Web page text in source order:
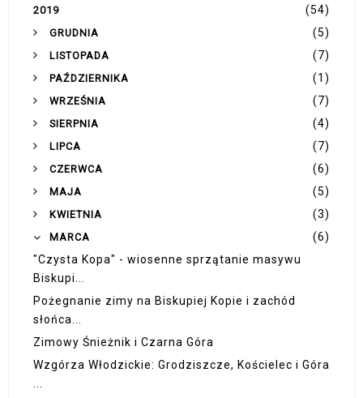
2019 (54)
GRUDNIA (5)
LISTOPADA (7)
PAŹDZIERNIKA (1)
WRZEŚNIA (7)
SIERPNIA (4)
LIPCA (7)
CZERWCA (6)
MAJA (5)
KWIETNIA (3)
MARCA
(6)
"Czysta Kopa" - wiosenne sprzątanie masywu
Biskupi...
Pożegnanie zimy na Biskupiej Kopie i zachód
słońca...
Zimowy Śnieżnik i Czarna Góra
Wzgórza Włodzickie: Grodziszcze, Kościelec i Góra